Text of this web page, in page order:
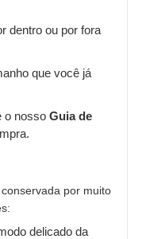
dentro ou por fora
que você já
o nosso Guia de
por muito
delicado da